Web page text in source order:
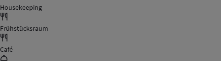
Housekeeping
Frühstücksraum
Café